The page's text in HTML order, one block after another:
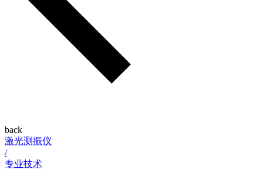
back
激光测振仪
/
专业技术